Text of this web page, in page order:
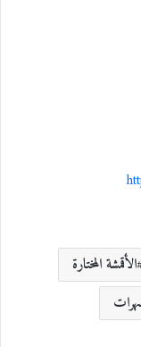
الأقمشة المختارة